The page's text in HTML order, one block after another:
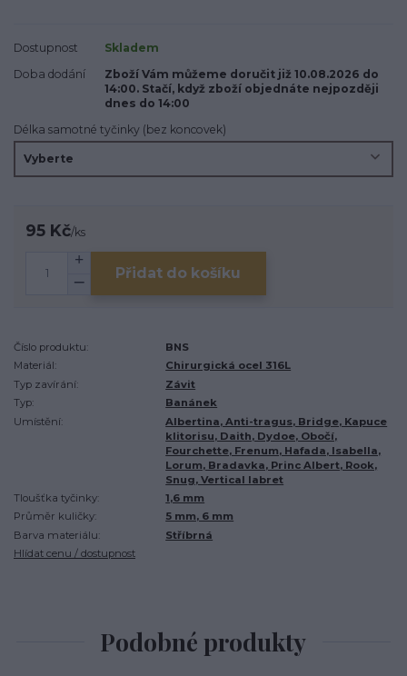
Dostupnost
Skladem
Doba dodání
Zboží Vám můžeme doručit již 10.08.2026 do
14:00. Stačí, když zboží objednáte nejpozději
dnes do 14:00
Délka samotné tyčinky (bez koncovek)
95 Kč/ks
Přidat do košíku
Číslo produktu:
BNS
Materiál:
Chirurgická ocel 316L
Typ zavírání:
Závit
Typ:
Banánek
Umístění:
Albertina, Anti-tragus, Bridge, Kapuce
klitorisu, Daith, Dydoe, Obočí,
Fourchette, Frenum, Hafada, Isabella,
Lorum, Bradavka, Princ Albert, Rook,
Snug, Vertical labret
Tloušťka tyčinky:
1,6 mm
Průměr kuličky:
5 mm, 6 mm
Barva materiálu:
Stříbrná
Hlídat cenu / dostupnost
Podobné produkty